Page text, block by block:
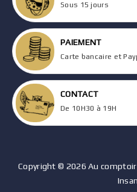
Sous 15 jours
PAIEMENT
Carte bancaire et
CONTACT
De 10H30 à 19H
Copyright © 2026 Au